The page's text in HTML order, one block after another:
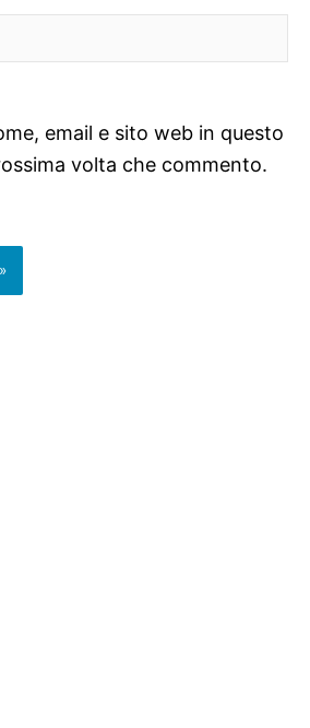
email e sito web in questo
volta che commento.